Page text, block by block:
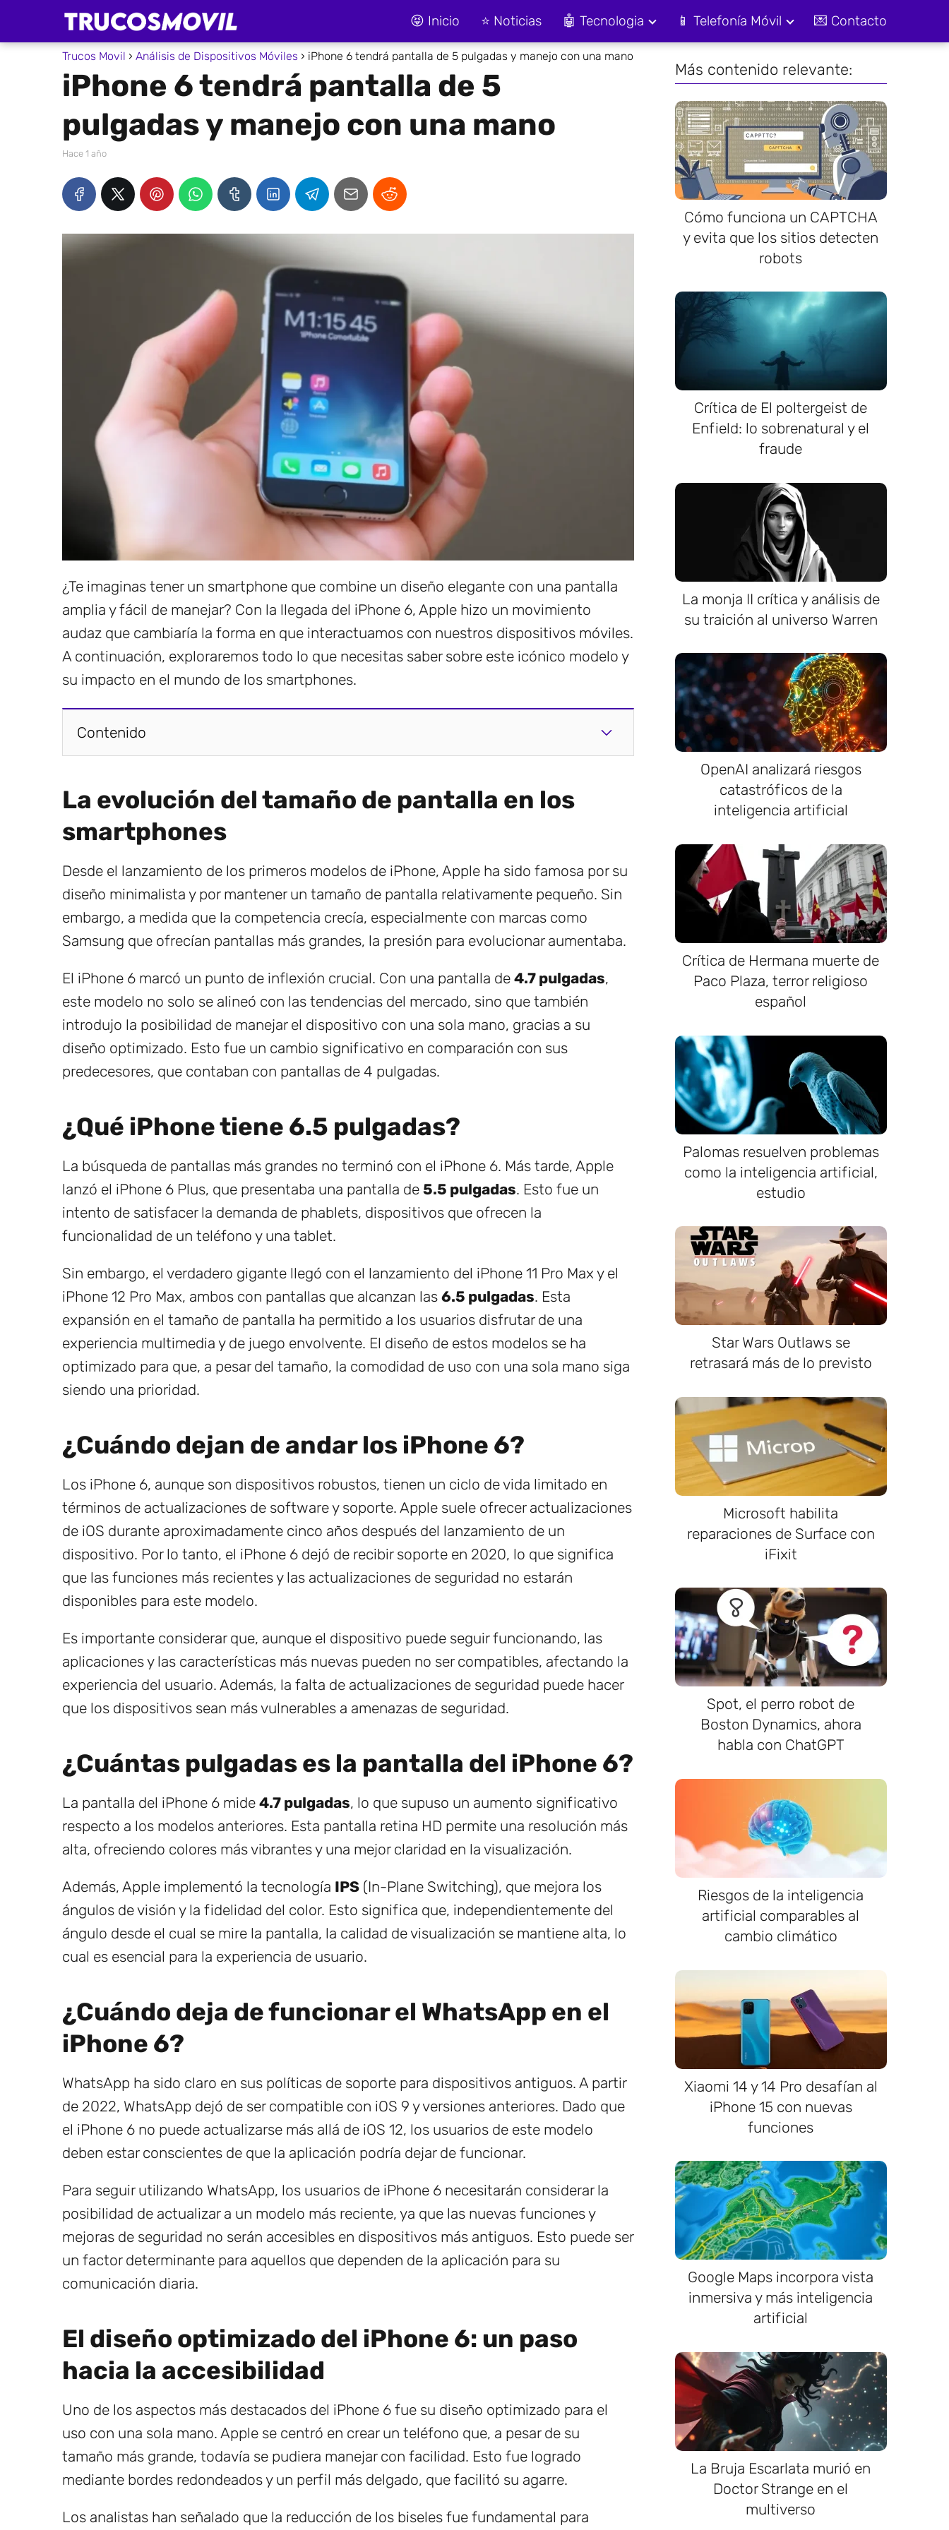
😝 Inicio ⭐ Noticias 🤖 Tecnologia 📱 Telefonía Móvil 💌 Contacto
Trucos Movil Análisis de Dispositivos Móviles iPhone 6 tendrá pantalla de 5 pulgadas y manejo con una mano
iPhone 6 tendrá pantalla de 5
pulgadas y manejo con una mano
hace 1 año
¿Te imaginas tener un smartphone que combine un diseño elegante con una pantalla
amplia y fácil de manejar? Con la llegada del iPhone 6, Apple hizo un movimiento
audaz que cambiaría la forma en que interactuamos con nuestros dispositivos móviles.
A continuación, exploraremos todo lo que necesitas saber sobre este icónico modelo y
su impacto en el mundo de los smartphones.
Contenido
La evolución del tamaño de pantalla en los
smartphones
Desde el lanzamiento de los primeros modelos de iPhone, Apple ha sido famosa por su
diseño minimalista y por mantener un tamaño de pantalla relativamente pequeño. Sin
embargo, a medida que la competencia crecía, especialmente con marcas como
Samsung que ofrecían pantallas más grandes, la presión para evolucionar aumentaba.
El iPhone 6 marcó un punto de inflexión crucial. Con una pantalla de 4.7 pulgadas,
este modelo no solo se alineó con las tendencias del mercado, sino que también
introdujo la posibilidad de manejar el dispositivo con una sola mano, gracias a su
diseño optimizado. Esto fue un cambio significativo en comparación con sus
predecesores, que contaban con pantallas de 4 pulgadas.
¿Qué iPhone tiene 6.5 pulgadas?
La búsqueda de pantallas más grandes no terminó con el iPhone 6. Más tarde, Apple
lanzó el iPhone 6 Plus, que presentaba una pantalla de 5.5 pulgadas. Esto fue un
intento de satisfacer la demanda de phablets, dispositivos que ofrecen la
funcionalidad de un teléfono y una tablet.
Sin embargo, el verdadero gigante llegó con el lanzamiento del iPhone 11 Pro Max y el
iPhone 12 Pro Max, ambos con pantallas que alcanzan las 6.5 pulgadas. Esta
expansión en el tamaño de pantalla ha permitido a los usuarios disfrutar de una
experiencia multimedia y de juego envolvente. El diseño de estos modelos se ha
optimizado para que, a pesar del tamaño, la comodidad de uso con una sola mano siga
siendo una prioridad.
¿Cuándo dejan de andar los iPhone 6?
Los iPhone 6, aunque son dispositivos robustos, tienen un ciclo de vida limitado en
términos de actualizaciones de software y soporte. Apple suele ofrecer actualizaciones
de iOS durante aproximadamente cinco años después del lanzamiento de un
dispositivo. Por lo tanto, el iPhone 6 dejó de recibir soporte en 2020, lo que significa
que las funciones más recientes y las actualizaciones de seguridad no estarán
disponibles para este modelo.
Es importante considerar que, aunque el dispositivo puede seguir funcionando, las
aplicaciones y las características más nuevas pueden no ser compatibles, afectando la
experiencia del usuario. Además, la falta de actualizaciones de seguridad puede hacer
que los dispositivos sean más vulnerables a amenazas de seguridad.
¿Cuántas pulgadas es la pantalla del iPhone 6?
La pantalla del iPhone 6 mide 4.7 pulgadas, lo que supuso un aumento significativo
respecto a los modelos anteriores. Esta pantalla retina HD permite una resolución más
alta, ofreciendo colores más vibrantes y una mejor claridad en la visualización.
Además, Apple implementó la tecnología IPS (In-Plane Switching), que mejora los
ángulos de visión y la fidelidad del color. Esto significa que, independientemente del
ángulo desde el cual se mire la pantalla, la calidad de visualización se mantiene alta, lo
cual es esencial para la experiencia de usuario.
¿Cuándo deja de funcionar el WhatsApp en el
iPhone 6?
WhatsApp ha sido claro en sus políticas de soporte para dispositivos antiguos. A partir
de 2022, WhatsApp dejó de ser compatible con iOS 9 y versiones anteriores. Dado que
el iPhone 6 no puede actualizarse más allá de iOS 12, los usuarios de este modelo
deben estar conscientes de que la aplicación podría dejar de funcionar.
Para seguir utilizando WhatsApp, los usuarios de iPhone 6 necesitarán considerar la
posibilidad de actualizar a un modelo más reciente, ya que las nuevas funciones y
mejoras de seguridad no serán accesibles en dispositivos más antiguos. Esto puede ser
un factor determinante para aquellos que dependen de la aplicación para su
comunicación diaria.
El diseño optimizado del iPhone 6: un paso
hacia la accesibilidad
Uno de los aspectos más destacados del iPhone 6 fue su diseño optimizado para el
uso con una sola mano. Apple se centró en crear un teléfono que, a pesar de su
tamaño más grande, todavía se pudiera manejar con facilidad. Esto fue logrado
mediante bordes redondeados y un perfil más delgado, que facilitó su agarre.
Los analistas han señalado que la reducción de los biseles fue fundamental para
Más contenido relevante:
Cómo funciona un CAPTCHA
y evita que los sitios detecten
robots
Crítica de El poltergeist de
Enfield: lo sobrenatural y el
fraude
La monja II crítica y análisis de
su traición al universo Warren
OpenAI analizará riesgos
catastróficos de la
inteligencia artificial
Crítica de Hermana muerte de
Paco Plaza, terror religioso
español
Palomas resuelven problemas
como la inteligencia artificial,
estudio
Star Wars Outlaws se
retrasará más de lo previsto
Microsoft habilita
reparaciones de Surface con
iFixit
Spot, el perro robot de
Boston Dynamics, ahora
habla con ChatGPT
Riesgos de la inteligencia
artificial comparables al
cambio climático
Xiaomi 14 y 14 Pro desafían al
iPhone 15 con nuevas
funciones
Google Maps incorpora vista
inmersiva y más inteligencia
artificial
La Bruja Escarlata murió en
Doctor Strange en el
multiverso